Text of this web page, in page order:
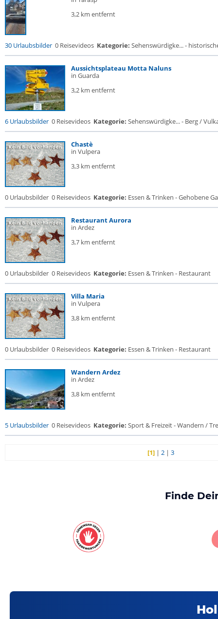
3,2 km entfernt
30 Urlaubsbilder 0 Reisevideos Kategorie: Sehenswürdigke... -
Aussichtsplateau Motta Naluns
in Guarda
3,2 km entfernt
6 Urlaubsbilder 0 Reisevideos Kategorie: Sehenswürdigke... - Berg /
Chastè
in Vulpera
3,3 km entfernt
0 Urlaubsbilder 0 Reisevideos Kategorie: Essen & Trinken - Gehobene
Restaurant Aurora
in Ardez
3,7 km entfernt
0 Urlaubsbilder 0 Reisevideos Kategorie: Essen & Trinken - Restaurant
Villa Maria
in Vulpera
3,8 km entfernt
0 Urlaubsbilder 0 Reisevideos Kategorie: Essen & Trinken - Restaurant
Wandern Ardez
in Ardez
3,8 km entfernt
5 Urlaubsbilder 0 Reisevideos Kategorie: Sport & Freizeit - Wandern /
[1] |2 |3
Finde